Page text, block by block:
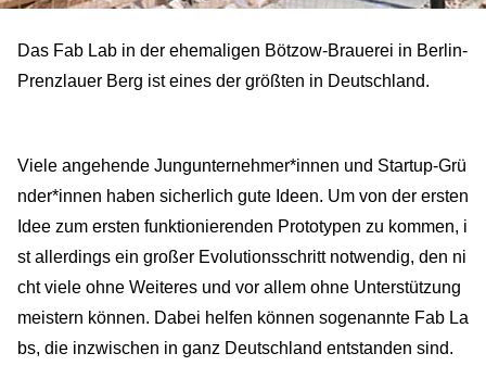
Das Fab Lab in der ehemaligen Bötzow-Brauerei in Berlin-
Prenzlauer Berg ist eines der größten in Deutschland.
Viele angehende Jungunternehmer*innen und Startup-Grü
nder*innen haben sicherlich gute Ideen. Um von der ersten
Idee zum ersten funktionierenden Prototypen zu kommen, i
st allerdings ein großer Evolutionsschritt notwendig, den ni
cht viele ohne Weiteres und vor allem ohne Unterstützung
meistern können. Dabei helfen können sogenannte Fab La
bs, die inzwischen in ganz Deutschland entstanden sind.